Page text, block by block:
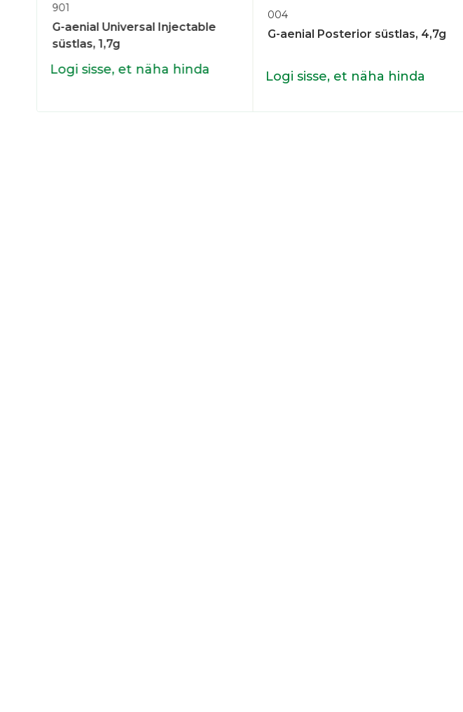
901
G-aenial Universal Injectable
süstlas, 1,7g
Logi sisse, et näha hinda
004
G-aenial Posterior süstlas, 4,7g
Logi sisse, et näha hinda